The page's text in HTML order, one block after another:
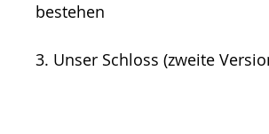
bestehen
3. Unser Schloss (zweite